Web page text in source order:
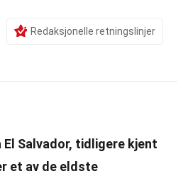
Redaksjonelle retningslinjer
Salvador, tidligere kjent
et av de eldste